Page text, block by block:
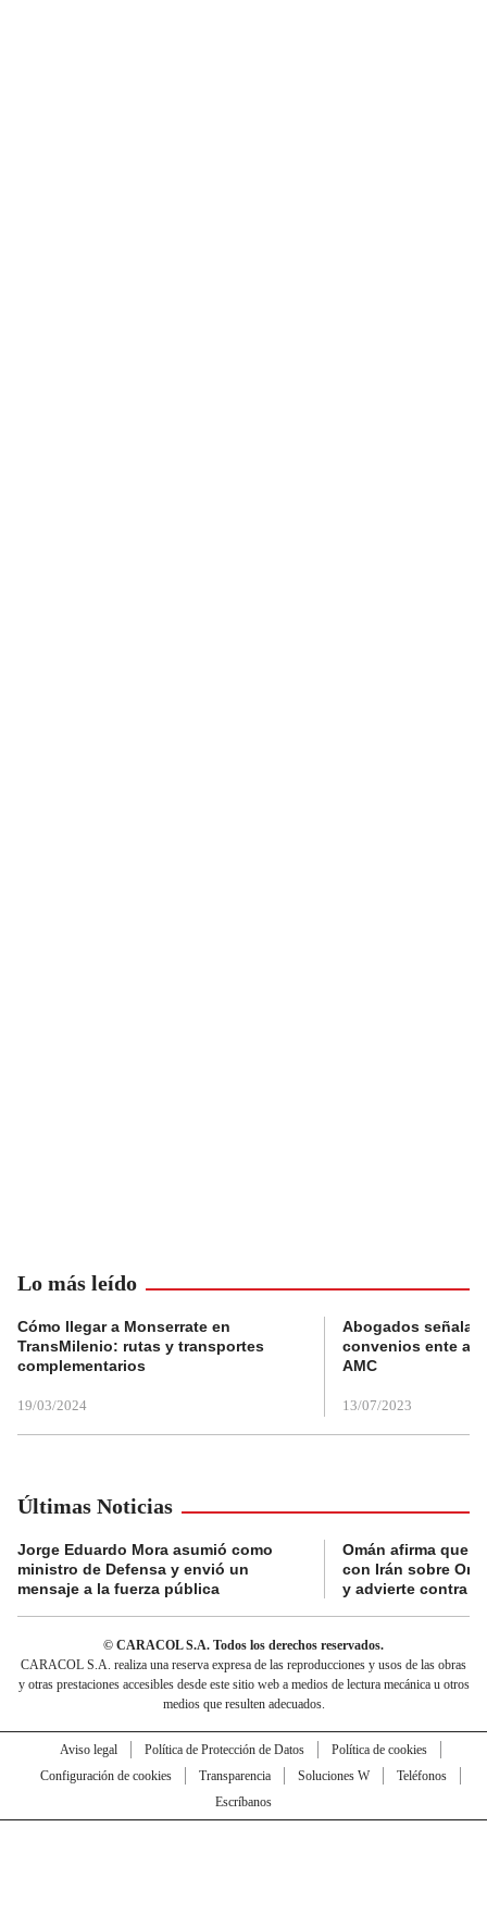
Lo más leído
Cómo llegar a Monserrate en
TransMilenio: rutas y transportes
complementarios
19/03/2024
Abogados
convenios ente
AMC
13/07/2023
Últimas Noticias
Jorge Eduardo Mora asumió como
ministro de Defensa y envió un
mensaje a la fuerza pública
Omán afirma que
con Irán sobre
y advierte contra
© CARACOL S.A. Todos los derechos reservados.
CARACOL S.A. realiza una reserva expresa de las reproducciones y usos de las obras
y otras prestaciones accesibles desde este sitio web a medios de lectura mecánica u otros
medios que resulten adecuados.
Aviso legal Política de Protección de Datos
Política de cookies
Configuración de cookies
Transparencia Soluciones W
Teléfonos
Escríbanos